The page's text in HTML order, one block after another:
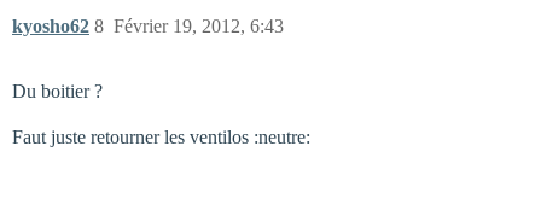
kyosho62 Février 19, 2012, 6:43
8
Du boitier ?
Faut juste retourner les ventilos :neutre: